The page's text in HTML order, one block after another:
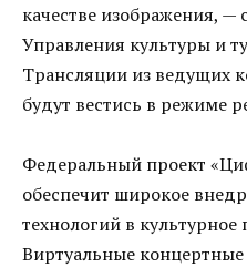
качестве изображения,
Управления культуры и
Трансляции из ведущих
будут вестись в режиме
Федеральный проект
обеспечит широкое
технологий в культурное
Виртуальные